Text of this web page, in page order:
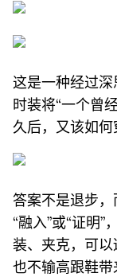
这是一种经过
时装将“一个曾
久后，又该如何
答案不是退步
“融入”或“证明
装、夹克，可
也不输高跟鞋